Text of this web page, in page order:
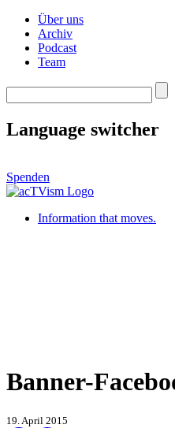
Über uns
Archiv
Podcast
Team
Language switcher
Spenden
Information that moves.
Banner-
19. April 2015